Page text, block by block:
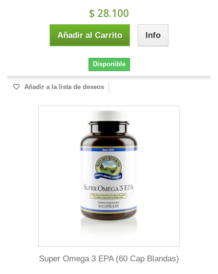
$ 28.100
Añadir al Carrito Info
Disponible
Añadir a la lista de deseos
Super Omega 3 EPA (60 Cap Blandas)